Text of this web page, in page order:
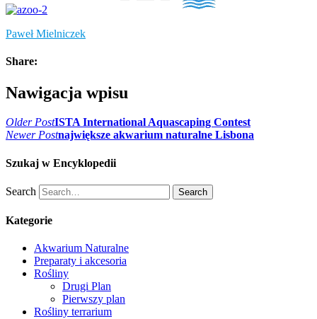
Paweł Mielniczek
Share:
Nawigacja wpisu
Older PostISTA International Aquascaping Contest
Newer Postnajwiększe akwarium naturalne Lisbona
Szukaj w Encyklopedii
Search Search
Kategorie
Akwarium Naturalne
Preparaty i akcesoria
Rośliny
Drugi Plan
Pierwszy plan
Rośliny terrarium